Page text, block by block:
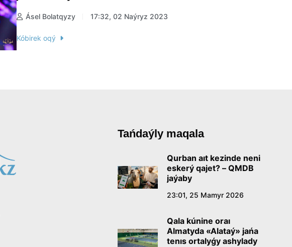
Ásel Bolatqyzy 17:32, 02 Naýryz 2023
Kóbirek oqý
Tańdaýly maqala
Qurban aıt kezinde neni
eskerý qajet? – QMDB
jaýaby
23:01, 25 Mamyr 2026
Qala kúnine oraı
Almatyda «Alataý» jańa
tenıs ortalyǵy ashylady